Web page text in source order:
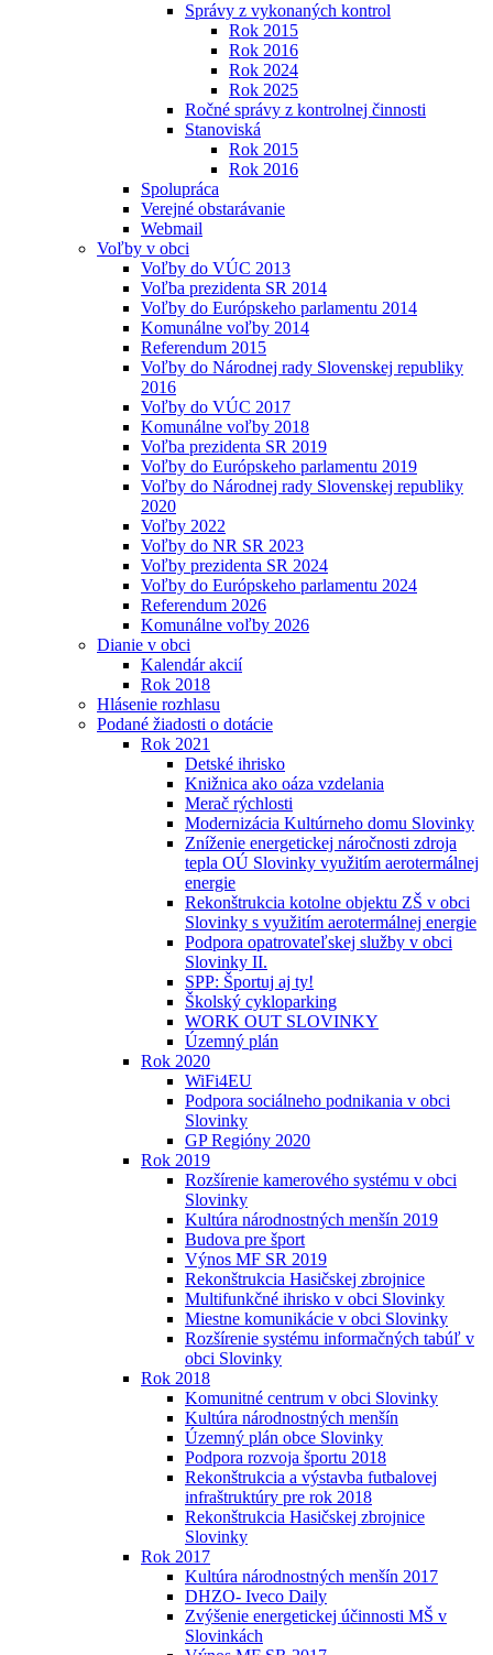
Správy z vykonaných kontrol
Rok 2015
Rok 2016
Rok 2024
Rok 2025
Ročné správy z kontrolnej činnosti
Stanoviská
Rok 2015
Rok 2016
Spolupráca
Verejné obstarávanie
Webmail
Voľby v obci
Voľby do VÚC 2013
Voľba prezidenta SR 2014
Voľby do Európskeho parlamentu 2014
Komunálne voľby 2014
Referendum 2015
Voľby do Národnej rady Slovenskej republiky
2016
Voľby do VÚC 2017
Komunálne voľby 2018
Voľba prezidenta SR 2019
Voľby do Európskeho parlamentu 2019
Voľby do Národnej rady Slovenskej republiky
2020
Voľby 2022
Voľby do NR SR 2023
Voľby prezidenta SR 2024
Voľby do Európskeho parlamentu 2024
Referendum 2026
Komunálne voľby 2026
Dianie v obci
Kalendár akcií
Rok 2018
Hlásenie rozhlasu
Podané žiadosti o dotácie
Rok 2021
Detské ihrisko
Knižnica ako oáza vzdelania
Merač rýchlosti
Modernizácia Kultúrneho domu Slovinky
Zníženie energetickej náročnosti zdroja
tepla OÚ Slovinky využitím aerotermálnej
energie
Rekonštrukcia kotolne objektu ZŠ v obci
Slovinky s využitím aerotermálnej energie
Podpora opatrovateľskej služby v obci
Slovinky II.
SPP: Športuj aj ty!
Školský cykloparking
WORK OUT SLOVINKY
Územný plán
Rok 2020
WiFi4EU
Podpora sociálneho podnikania v obci
Slovinky
GP Regióny 2020
Rok 2019
Rozšírenie kamerového systému v obci
Slovinky
Kultúra národnostných menšín 2019
Budova pre šport
Výnos MF SR 2019
Rekonštrukcia Hasičskej zbrojnice
Multifunkčné ihrisko v obci Slovinky
Miestne komunikácie v obci Slovinky
Rozšírenie systému informačných tabúľ v
obci Slovinky
Rok 2018
Komunitné centrum v obci Slovinky
Kultúra národnostných menšín
Územný plán obce Slovinky
Podpora rozvoja športu 2018
Rekonštrukcia a výstavba futbalovej
infraštruktúry pre rok 2018
Rekonštrukcia Hasičskej zbrojnice
Slovinky
Rok 2017
Kultúra národnostných menšín 2017
DHZO- Iveco Daily
Zvýšenie energetickej účinnosti MŠ v
Slovinkách